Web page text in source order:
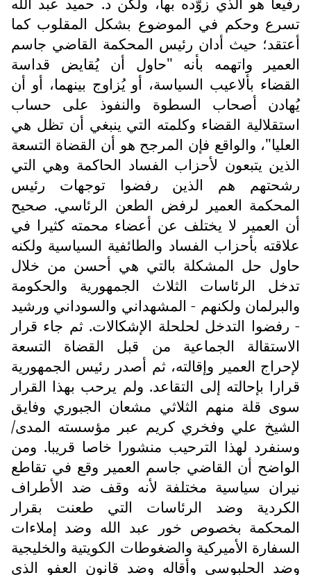
تسرع وحكم في الموضوع بشكل المقلوب كما
أعتقد؛ حيث أدان رئيس المحكمة القاضي جاسم
العمير واتهمه بأنه "حاول أن يُقايض قداسة
القضاء بألاعيب السياسة، أو يُزاوج بينهما، أو أن
يُهادن أصحاب السطوة والنفوذ على حساب
استقلالية القضاء وكلمته التي ينبغي أن تظل هي
العليا"، والواقع فإن المرجح هو أن القضاة التسعة
الذين يتبعون لأحزاب الفساد الحاكمة وهي التي
رشحتهم هم الذين رفضوا توجهات رئيس
المحكمة العمير لرفض الطعن الرئاسي. صحيح
أن العمير لا يختلف عن أعضاء محمته كثيرا في
علاقته بأحزاب الفساد والطائفية السياسية ولكنه
حاول حل المشكلة بالتي هي أحسن من خلال
تدخل الرئاسات الثلاث الجمهورية والحكومة
والبرلمان ولكنهم - المشهداني والسوداني ورشيد
- رفضوا التدخل لحلحلة الإشكالات. ثم جاء قرار
الاستقالة الجماعية من قبل القضاة التسعة
لإحراج العمير وإقالته، ثم أصدر رئيس الجمهورية
قرارا بإحالته إلى التقاعد. ولم يرحب بهذا القرار
سوى قلة منهم الثلاثي مشعان الجبوري وفايق
الشيخ علي وفخري كريم عبر مؤسسته المدى/
وسنفرد لهذا الترحيب منشورا خاصا قريبا. ومن
الواضح أن القاضي جاسم العمير وقع في تقاطع
نيران سياسية مختلفة لأنه وقف ضد الأطراف
الكردية وضد الرئاسات التي طعنت بقرار
المحكمة بخصوص خور عبد الله وضد إملاءات
السفارة الأميركية والضغوطات الكويتية والخليجية
وضد الحلبوسي وأقاله وضد قانون العفو الذي